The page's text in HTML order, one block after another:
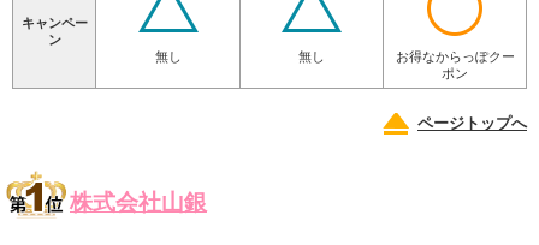
キャンペー
ン
無し
無し
お得なからっぽクー
ポン
ページトップへ
株式会社山銀